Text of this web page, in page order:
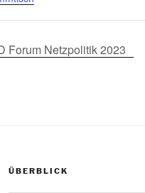
Forum Netzpolitik 2023
ÜBERBLICK